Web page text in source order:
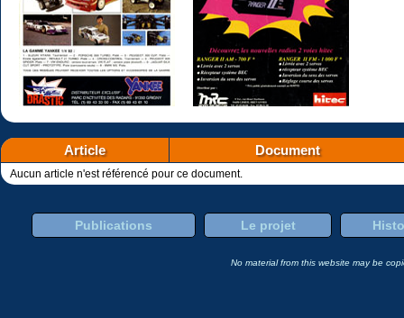
Article Document
Aucun article n'est référencé pour ce document.
Publications Le projet
No material from this website may be